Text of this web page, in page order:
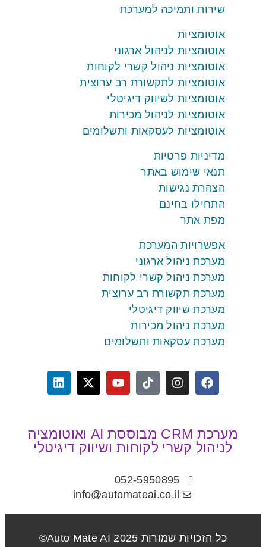
מערכת CRM מבוססת AI ואוטומציה
לניהול קשרי לקוחות ושיווק דיגיטלי
052-5950895
info@automateai.co.il
שירות ותמיכה למערכת
אוטומציות
אוטומציות לניהול ארגוני
אוטומציות ניהול קשרי לקוחות
אוטומציות לתקשורת רב ערוצית
אוטומציות לשיווק דיגיטלי
אוטומציות לניהול מכירות
אוטומציות לעסקאות ותשלומים
מדיניות פרטיות
תנאי שימוש באתר
הצהרת נגישות
התחילו בחינם
מפת אתר
אפשרויות המערכת
מערכת ניהול ארגוני
מערכת ניהול קשרי לקוחות
מערכת תקשורת רב ערוצית
מערכת שיווק דיגיטלי
מערכת ניהול מכירות
מערכת עסקאות ותשלומים
כל הזכויות שמורות 2025 Auto Mate AI©